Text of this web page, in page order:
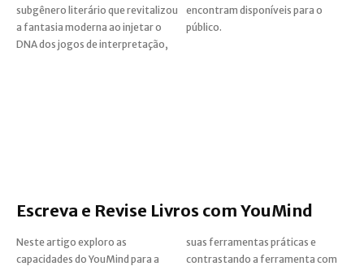
subgênero literário que revitalizou
a fantasia moderna ao injetar o
DNA dos jogos de interpretação,
encontram disponíveis para o
público.
Escreva e Revise Livros com YouMind
Neste artigo exploro as
capacidades do YouMind para a
suas ferramentas práticas e
contrastando a ferramenta com